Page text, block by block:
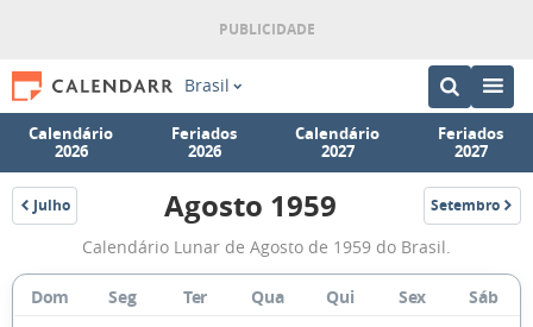
Brasil
Calendário
2026
Feriados
2026
Calendário
2027
Feriados
2027
Julho
1959
Fases
da
Lua
Agosto 1959 Setembro
1959
Calendário Lunar de Agosto de 1959 do Brasil.
Dom Seg Ter Qua Qui Sex Sáb